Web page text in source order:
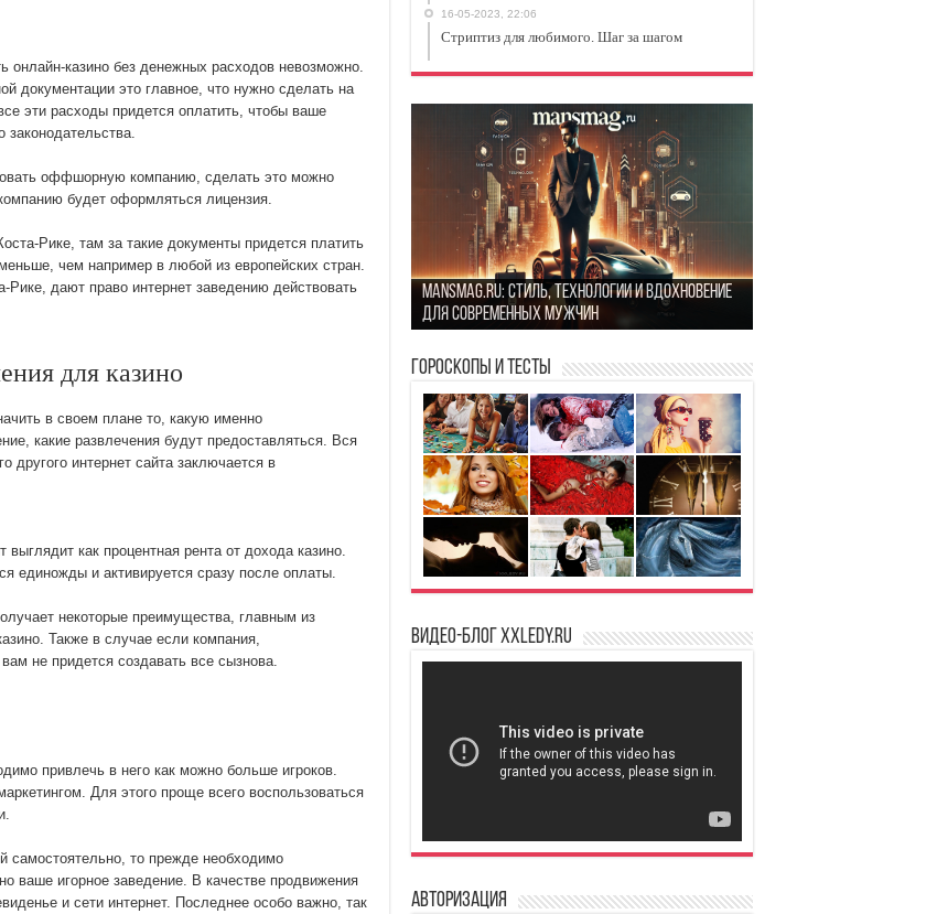
онлайн-казино без денежных расходов невозможно.
документации это главное, что нужно сделать на
эти расходы придется оплатить, чтобы ваше
оффшорную компанию, сделать это можно
будет оформляться лицензия.
Рике, там за такие документы придется платить
чем например в любой из европейских стран.
дают право интернет заведению действовать
для казино
в своем плане то, какую именно
какие развлечения будут предоставляться. Вся
другого интернет сайта заключается в
как процентная рента от дохода казино.
единожды и активируется сразу после оплаты.
некоторые преимущества, главным из
Также в случае если компания,
не придется создавать все сызнова.
привлечь в него как можно больше игроков.
Для этого проще всего воспользоваться
самостоятельно, то прежде необходимо
ваше игорное заведение. В качестве продвижения
и сети интернет. Последнее особо важно, так
16-05-2023, 22:06
Стриптиз для любимого. Шаг за шагом
MansMag.ru: стиль, технологии и вдохновение
для современных мужчин
Стоит или нет: Несколько вопросов, которые
стоит задать себе перед тем, как сойтись с
бывшим
Как найти гармонию в повседневной жизни: 5
простых шагов
Признаки токсичных отношений
Гороскопы и Тесты
Видео-блог XXLedy.ru
Авторизация